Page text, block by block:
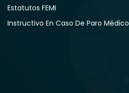
Estatutos FEMI
Instructivo En Caso De Paro Médico